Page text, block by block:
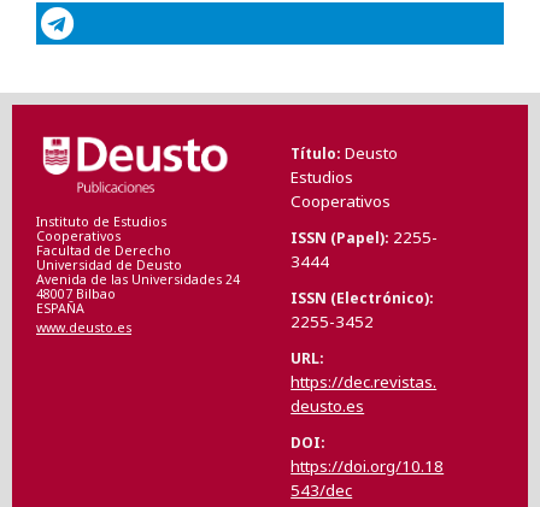
Instituto de Estudios
Cooperativos
Facultad de Derecho
Universidad de Deusto
Avenida de las Universidades 24
48007 Bilbao
ESPAÑA
www.deusto.es
Título Deusto
Estudios
Cooperativos
ISSN (Papel) 2255-
3444
ISSN (Electrónico)
2255-3452
URL
https://dec.revistas.
deusto.es
DOI
https://doi.org/10.18
543/dec